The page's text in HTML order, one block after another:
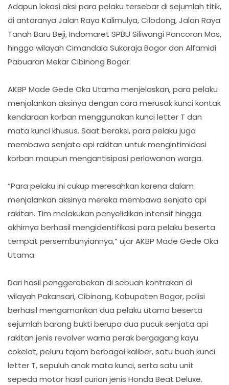
Adapun lokasi aksi para pelaku tersebar di sejumlah titik,
di antaranya Jalan Raya Kalimulya, Cilodong, Jalan Raya
Tanah Baru Beji, Indomaret SPBU Siliwangi Pancoran Mas,
hingga wilayah Cimandala Sukaraja Bogor dan Alfamidi
Pabuaran Mekar Cibinong Bogor.
AKBP Made Gede Oka Utama menjelaskan, para pelaku
menjalankan aksinya dengan cara merusak kunci kontak
kendaraan korban menggunakan kunci letter T dan
mata kunci khusus. Saat beraksi, para pelaku juga
membawa senjata api rakitan untuk mengintimidasi
korban maupun mengantisipasi perlawanan warga.
“Para pelaku ini cukup meresahkan karena dalam
menjalankan aksinya mereka membawa senjata api
rakitan. Tim melakukan penyelidikan intensif hingga
akhirnya berhasil mengidentifikasi para pelaku beserta
tempat persembunyiannya,” ujar AKBP Made Gede Oka
Utama.
Dari hasil penggerebekan di sebuah kontrakan di
wilayah Pakansari, Cibinong, Kabupaten Bogor, polisi
berhasil mengamankan dua pelaku utama beserta
sejumlah barang bukti berupa dua pucuk senjata api
rakitan jenis revolver warna perak bergagang kayu
cokelat, peluru tajam berbagai kaliber, satu buah kunci
letter T, sepuluh anak mata kunci, serta satu unit
sepeda motor hasil curian jenis Honda Beat Deluxe.